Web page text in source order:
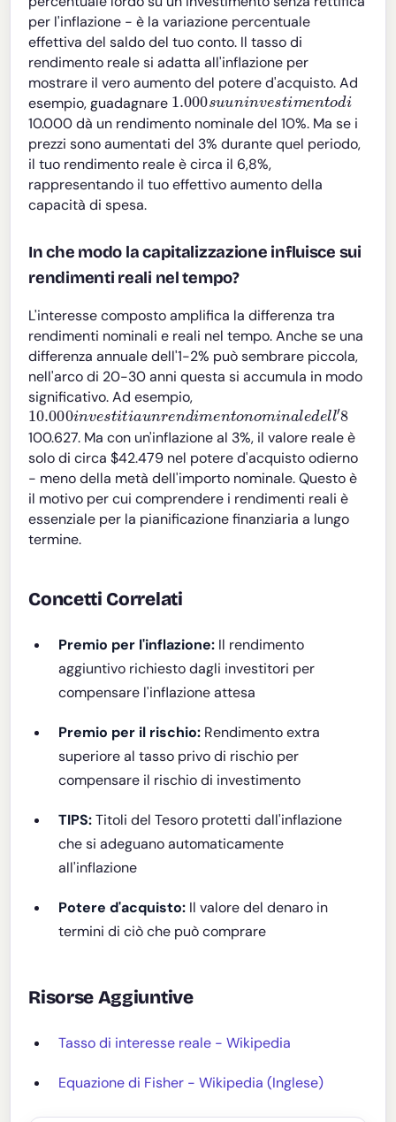
per l'inflazione - è la variazione percentuale
effettiva del saldo del tuo conto. Il tasso di
rendimento reale si adatta all'inflazione per
mostrare il vero aumento del potere d'acquisto. Ad
esempio, guadagnare 1.000suuninvestimentodi
10.000 dà un rendimento nominale del 10%. Ma se i
prezzi sono aumentati del 3% durante quel periodo,
il tuo rendimento reale è circa il 6,8%,
rappresentando il tuo effettivo aumento della
capacità di spesa.
In che modo la capitalizzazione influisce sui
rendimenti reali nel tempo?
L'interesse composto amplifica la differenza tra
rendimenti nominali e reali nel tempo. Anche se una
differenza annuale dell'1-2% può sembrare piccola,
nell'arco di 20-30 anni questa si accumula in modo
significativo. Ad esempio,
10.000investitiaunrendim enton omin aledell′8
100.627. Ma con un'inflazione al 3%, il valore reale è
solo di circa $42.479 nel potere d'acquisto odierno
- meno della metà dell'importo nominale. Questo è
il motivo per cui comprendere i rendimenti reali è
essenziale per la pianificazione finanziaria a lungo
termine.
Concetti Correlati
Premio per l'inflazione: Il rendimento
aggiuntivo richiesto dagli investitori per
compensare l'inflazione attesa
Premio per il rischio: Rendimento extra
superiore al tasso privo di rischio per
compensare il rischio di investimento
TIPS:Titoli del Tesoro protetti dall'inflazione
che si adeguano automaticamente
all'inflazione
Potere d'acquisto: Il valore del denaro in
termini di ciò che può comprare
Risorse Aggiuntive
Tasso di interesse reale - Wikipedia
Equazione di Fisher - Wikipedia (Inglese)